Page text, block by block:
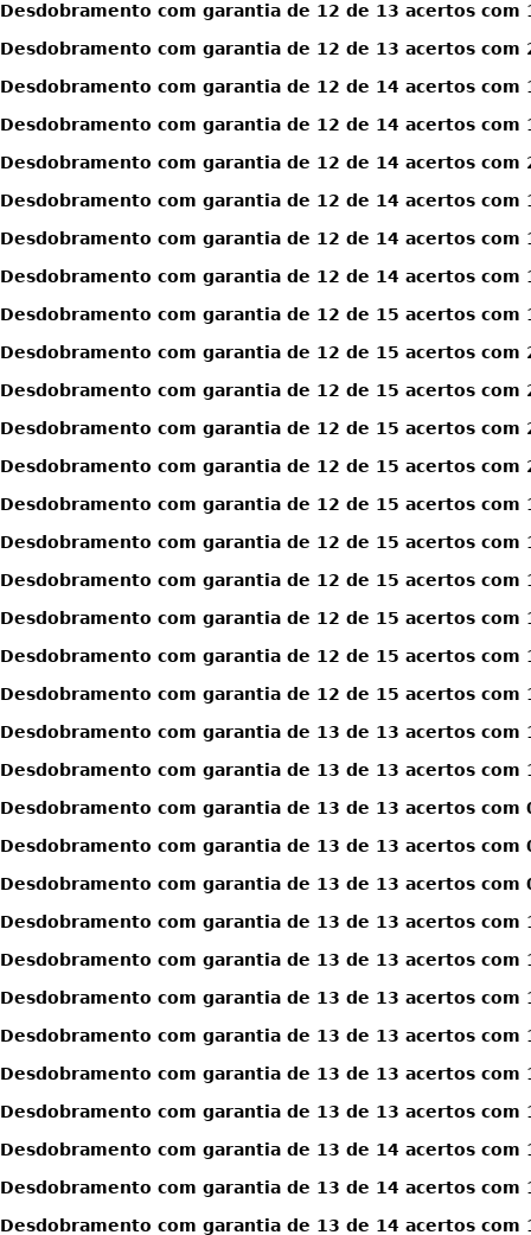
Desdobramento com garantia de 12 de 13 acertos com
Desdobramento com garantia de 12 de 13 acertos com
Desdobramento com garantia de 12 de 14 acertos com
Desdobramento com garantia de 12 de 14 acertos com
Desdobramento com garantia de 12 de 14 acertos com
Desdobramento com garantia de 12 de 14 acertos com
Desdobramento com garantia de 12 de 14 acertos com
Desdobramento com garantia de 12 de 14 acertos com
Desdobramento com garantia de 12 de 15 acertos com
Desdobramento com garantia de 12 de 15 acertos com
Desdobramento com garantia de 12 de 15 acertos com
Desdobramento com garantia de 12 de 15 acertos com
Desdobramento com garantia de 12 de 15 acertos com
Desdobramento com garantia de 12 de 15 acertos com
Desdobramento com garantia de 12 de 15 acertos com
Desdobramento com garantia de 12 de 15 acertos com
Desdobramento com garantia de 12 de 15 acertos com
Desdobramento com garantia de 12 de 15 acertos com
Desdobramento com garantia de 12 de 15 acertos com
Desdobramento com garantia de 13 de 13 acertos com
Desdobramento com garantia de 13 de 13 acertos com
Desdobramento com garantia de 13 de 13 acertos com
Desdobramento com garantia de 13 de 13 acertos com
Desdobramento com garantia de 13 de 13 acertos com
Desdobramento com garantia de 13 de 13 acertos com
Desdobramento com garantia de 13 de 13 acertos com
Desdobramento com garantia de 13 de 13 acertos com
Desdobramento com garantia de 13 de 13 acertos com
Desdobramento com garantia de 13 de 13 acertos com
Desdobramento com garantia de 13 de 13 acertos com
Desdobramento com garantia de 13 de 14 acertos com
Desdobramento com garantia de 13 de 14 acertos com
Desdobramento com garantia de 13 de 14 acertos com